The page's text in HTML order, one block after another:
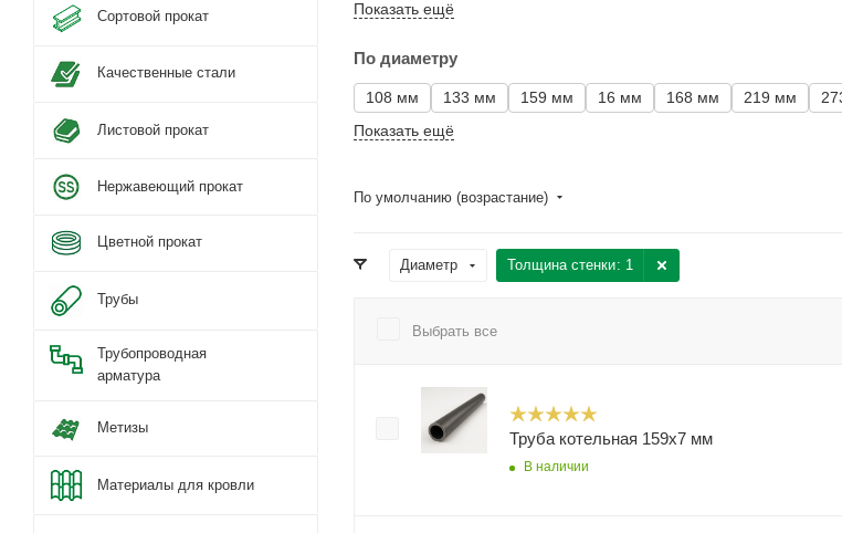
Показать ещё
По диаметру
108 мм 133 мм 159 мм 16 мм 168 мм 219 мм
Показать ещё
По умолчанию (возрастание)
Диаметр Толщина стенки: 1
Выбрать все
Труба котельная 159x7 мм
В наличии
Сортовой прокат
Качественные стали
Листовой прокат
Нержавеющий прокат
Цветной прокат
Трубы
Трубопроводная
арматура
Метизы
Материалы для кровли